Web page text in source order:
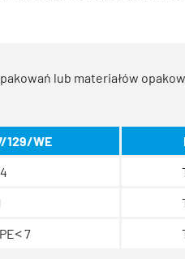
lub materiałów
129/WE
<7